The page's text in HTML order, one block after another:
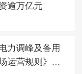
逾万亿元
力调峰及备用
运营规则》发